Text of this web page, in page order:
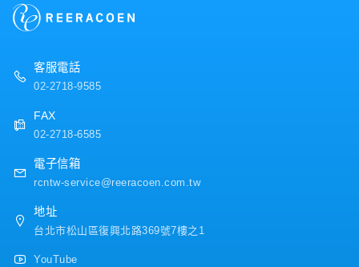
客服電話
02-2718-9585
FAX
02-2718-6585
電子信箱
rcntw-service@reeracoen.com.tw
地址
台北市松山區復興北路369號7樓之1
YouTube